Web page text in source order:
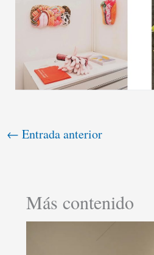
← Entrada anterior
Más contenido